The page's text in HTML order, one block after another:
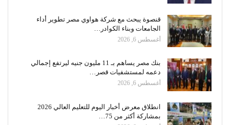
قنصوة يبحث مع شركة هواوي مصر تطوير أداء
الجامعات وبناء الكوادر…
أغسطس 6, 2026
بنك مصر يساهم بـ 11 مليون جنيه ليرتفع إجمالي
دعمه لمستشفيات قصر…
أغسطس 6, 2026
انطلاق معرض أخبار اليوم للتعليم العالي 2026
بمشاركة أكثر من 75…